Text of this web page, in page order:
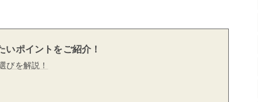
ポイントをご紹介！
びを解説！